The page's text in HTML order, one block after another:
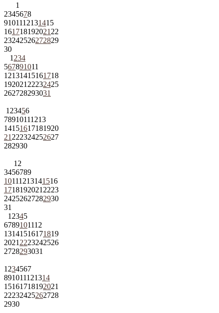
1
2345678
9101112131415
161718192021 22
23242526272829
30
1 234
567891011
12131415161718
192021 22232425
262728293031
1 23456
78910111213
14151617181920
21 222324252627
282930
1 2
3456789
10111213141516
1718192021 2223
24252627282930
31
1 2345
6789101112
13141516171819
2021 2223242526
2728293031
1 234567
891011121314
15161718192021
22232425262728
2930